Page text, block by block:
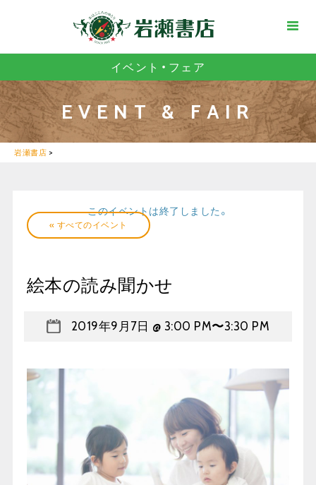
イベント・フェア
EVENT & FAIR
岩瀬書店 >
« すべてのイベント
このイベントは終了しました。
絵本の読み聞かせ
2019年9月7日 @ 3:00 PM〜3:30 PM